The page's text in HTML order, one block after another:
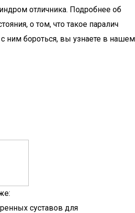
отличника. Подробнее об
о том, что такое паралич
ним бороться, вы узнаете в нашем
суставов для